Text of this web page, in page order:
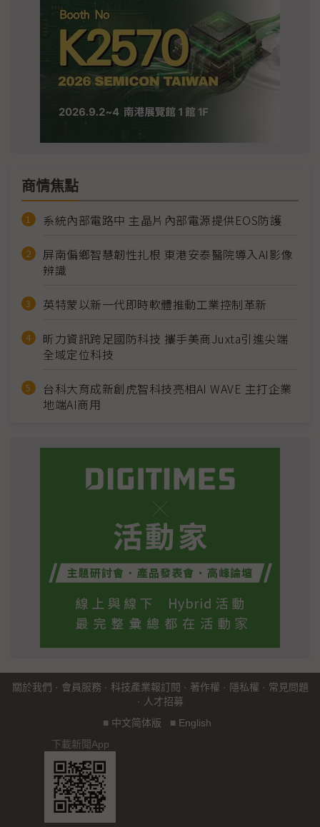
商情焦點
系統內部電路中 主晶片內部電源提供EOS防護
屏南偏鄉智慧韌性扎根 東港安泰醫院導入AI影像
辨識
英特蒙以新一代即時軟體推動工業控制革新
昕力資訊跨足國防科技 攜手美商Juxta引進尖端
全域定位科技
台科大育成新創虎智科技亮相AI WAVE 主打企業
地端AI商用
關於我們 · 會員服務 · 科技產業報訂閱 · 著作權 · 隱私權 · 常見問題
· 人才招募
■ 中文简体版 ■ English
下載新聞App